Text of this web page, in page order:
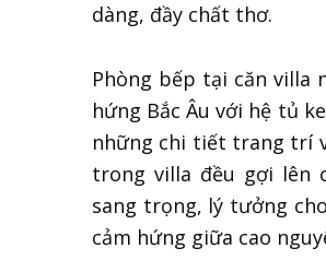
dàng, đầy chất thơ.
Phòng bếp tại căn villa
hứng Bắc Âu với hệ tủ
những chi tiết trang trí
trong villa đều gợi lên
sang trọng, lý tưởng
cảm hứng giữa cao